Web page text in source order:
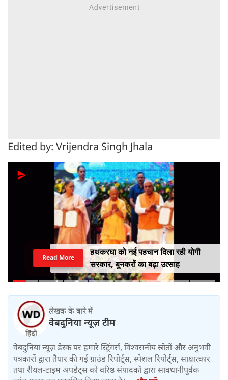
Edited by: Vrijendra Singh Jhala
हथकरघा को नई पहचान दिला रही योगी
सरकार, बुनकरों का बढ़ा उत्साह
Read More
लेखक के बारे में
वेबदुनिया न्यूज़ टीम
वेबदुनिया न्यूज़ डेस्क पर हमारे स्ट्रिंगर्स, विश्वसनीय स्रोतों और अनुभवी
पत्रकारों द्वारा तैयार की गई ग्राउंड रिपोर्ट्स, स्पेशल रिपोर्ट्स, साक्षात्कार
तथा रीयल-टाइम अपडेट्स को वरिष्ठ संपादकों द्वारा सावधानीपूर्वक